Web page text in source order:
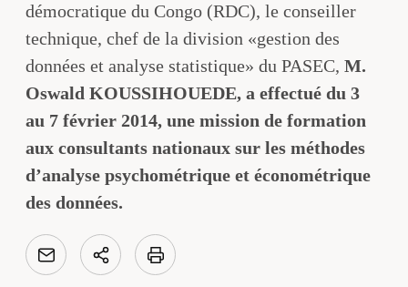
démocratique du Congo (RDC), le conseiller
technique, chef de la division «gestion des
données et analyse statistique» du PASEC, M.
Oswald KOUSSIHOUEDE, a effectué du 3
au 7 février 2014, une mission de formation
aux consultants nationaux sur les méthodes
d’analyse psychométrique et économétrique
des données.